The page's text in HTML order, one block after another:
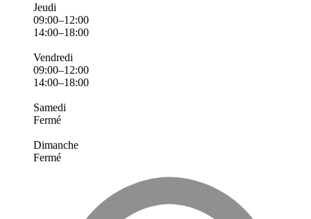
Jeudi
09:00–12:00
14:00–18:00
Vendredi
09:00–12:00
14:00–18:00
Samedi
Fermé
Dimanche
Fermé